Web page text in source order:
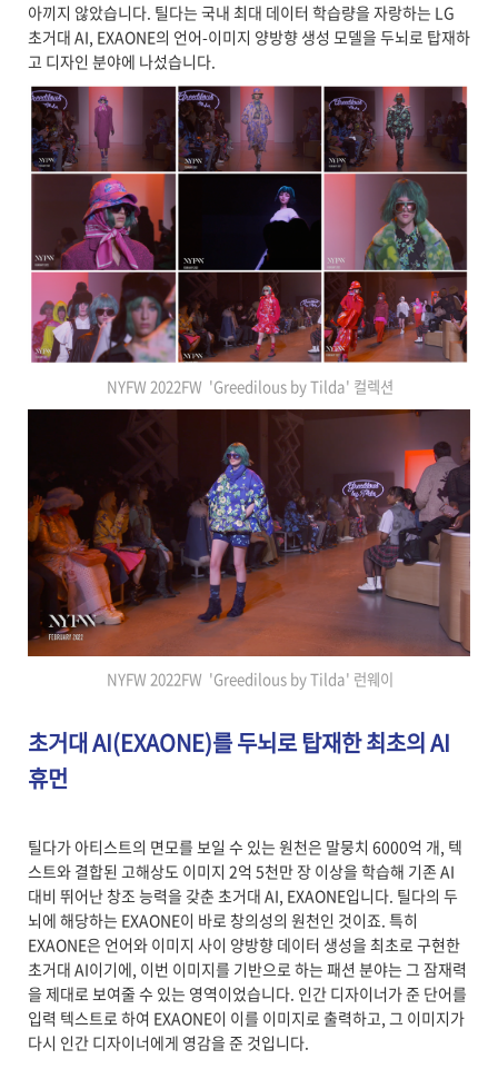
아끼지 않았습니다. 틸다는 국내 최대 데이터 학습량을 자랑하는 LG
초거대 AI, EXAONE의 언어-이미지 양방향 생성 모델을 두뇌로 탑재하
고 디자인 분야에 나섰습니다.
NYFW 2022FW 'Greedilous by Tilda' 컬렉션
NYFW 2022FW 'Greedilous by Tilda' 런웨이
초거대 AI(EXAONE)를 두뇌로 탑재한 최초의 AI
휴먼
틸다가 아티스트의 면모를 보일 수 있는 원천은 말뭉치 6000억 개, 텍
스트와 결합된 고해상도 이미지 2억 5천만 장 이상을 학습해 기존 AI
대비 뛰어난 창조 능력을 갖춘 초거대 AI, EXAONE입니다. 틸다의 두
뇌에 해당하는 EXAONE이 바로 창의성의 원천인 것이죠. 특히
EXAONE은 언어와 이미지 사이 양방향 데이터 생성을 최초로 구현한
초거대 AI이기에, 이번 이미지를 기반으로 하는 패션 분야는 그 잠재력
을 제대로 보여줄 수 있는 영역이었습니다. 인간 디자이너가 준 단어를
입력 텍스트로 하여 EXAONE이 이를 이미지로 출력하고, 그 이미지가
다시 인간 디자이너에게 영감을 준 것입니다.